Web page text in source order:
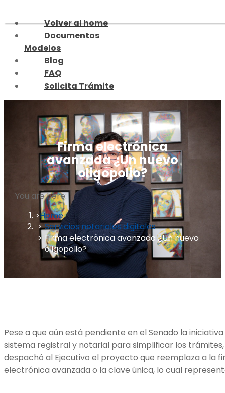
to
content
Volver al home
Documentos
Modelos
Blog
FAQ
Solicita Trámite
Firma electrónica
avanzada ¿Un nuevo
oligopolio?
You are here:
Home
Servicios notariales digitales
Firma electrónica avanzada ¿Un nuevo
oligopolio?
Pese a que aún está pendiente en el Senado la
sistema registral y notarial para simplificar los
despachó al Ejecutivo el proyecto que reemplaza a la
electrónica avanzada o la clave única, lo cual